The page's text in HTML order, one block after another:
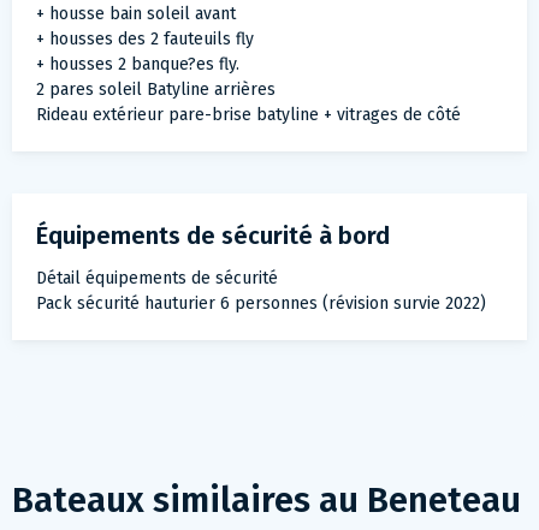
+ housse bain soleil avant
+ housses des 2 fauteuils fly
+ housses 2 banque?es fly.
2 pares soleil Batyline arrières
Rideau extérieur pare-brise batyline + vitrages de côté
Équipements de sécurité à bord
Détail équipements de sécurité
Pack sécurité hauturier 6 personnes (révision survie 2022)
Bateaux similaires au Beneteau